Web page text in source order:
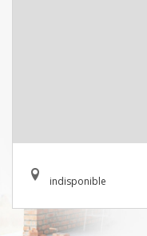
indisponible